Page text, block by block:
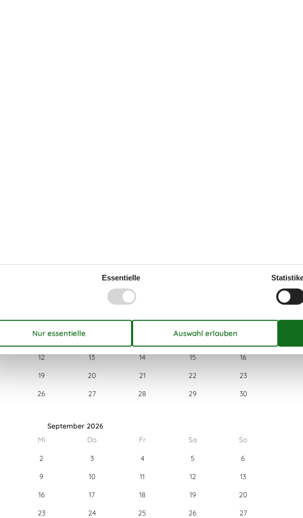
1
2
5 8
12 13 14 15
16
19 20 21 22
23
26 27 28 29
30
September 2026
Mi Do Fr Sa
So
2 3 4 5
6
9 10 11 12
13
16 17 18 19
20
23 24 25 26
27
Essentielle